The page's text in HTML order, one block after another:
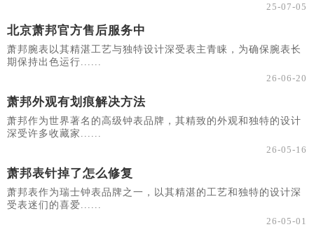
25-07-05
北京萧邦官方售后服务中
萧邦腕表以其精湛工艺与独特设计深受表主青睐，为确保腕表长
期保持出色运行......
26-06-20
萧邦外观有划痕解决方法
萧邦作为世界著名的高级钟表品牌，其精致的外观和独特的设计
深受许多收藏家......
26-05-16
萧邦表针掉了怎么修复
萧邦表作为瑞士钟表品牌之一，以其精湛的工艺和独特的设计深
受表迷们的喜爱......
26-05-01